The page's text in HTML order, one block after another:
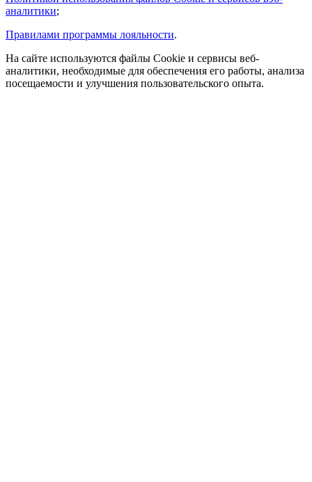
аналитики;
Правилами программы лояльности.
На сайте используются файлы Cookie и сервисы веб-
аналитики, необходимые для обеспечения его работы, анализа
посещаемости и улучшения пользовательского опыта.